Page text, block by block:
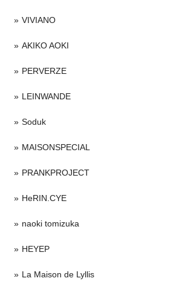
VIVIANO
AKIKO AOKI
PERVERZE
LEINWANDE
Soduk
MAISONSPECIAL
PRANKPROJECT
HeRIN.CYE
naoki tomizuka
HEYEP
La Maison de Lyllis